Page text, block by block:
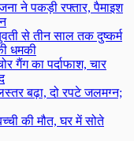
ने पकड़ी रफ्तार, पैमाइश
से तीन साल तक दुष्कर्म
धमकी
गैंग का पर्दाफाश, चार
बढ़ा, दो रपटे जलमग्न;
की मौत, घर में सोते